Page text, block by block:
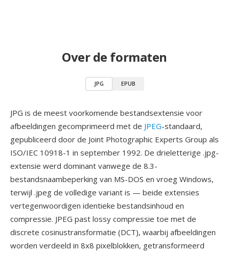
Over de formaten
JPG EPUB
JPG is de meest voorkomende bestandsextensie voor
afbeeldingen gecomprimeerd met de JPEG-standaard,
gepubliceerd door de Joint Photographic Experts Group als
ISO/IEC 10918-1 in september 1992. De drieletterige .jpg-
extensie werd dominant vanwege de 8.3-
bestandsnaambeperking van MS-DOS en vroeg Windows,
terwijl .jpeg de volledige variant is — beide extensies
vertegenwoordigen identieke bestandsinhoud en
compressie. JPEG past lossy compressie toe met de
discrete cosinustransformatie (DCT), waarbij afbeeldingen
worden verdeeld in 8x8 pixelblokken, getransformeerd